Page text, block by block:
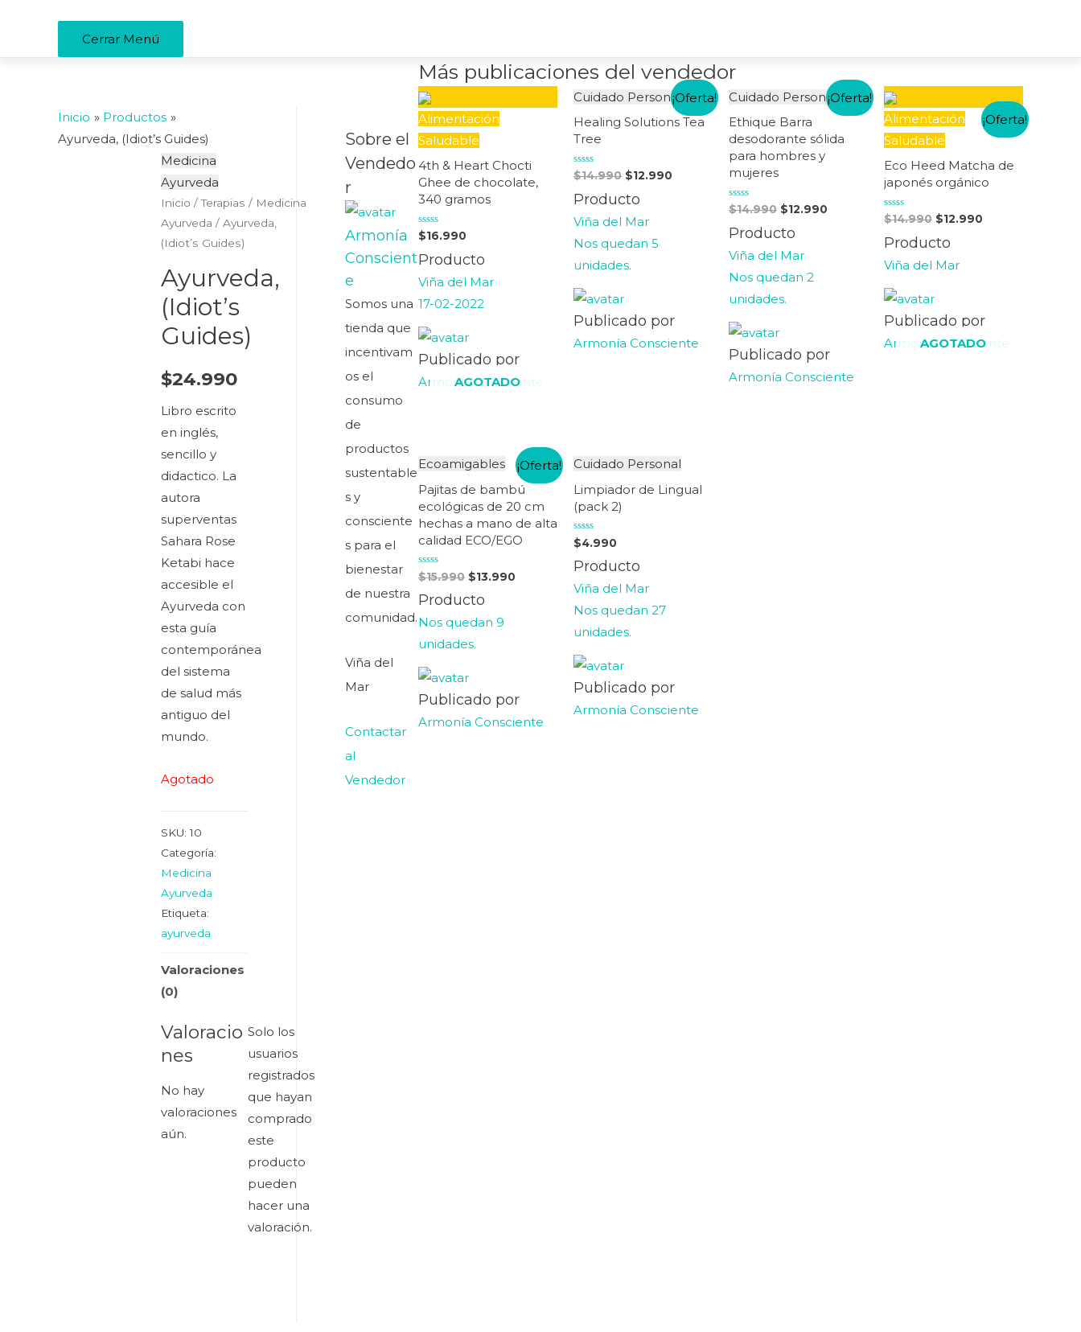
Cerrar Menú
Inicio
Productos
Ayurveda, (Idiot’s Guides)
Medicina
Ayurveda
Inicio /Terapias / Medicina
Ayurveda / Ayurveda,
(Idiot’s Guides)
Ayurveda,
(Idiot’s
Guides)
$24.990
Libro escrito
en inglés,
sencillo y
didactico. La
autora
superventas
Sahara Rose
Ketabi hace
accesible el
Ayurveda con
esta guía
contemporánea
del sistema
de salud más
antiguo del
mundo.
Agotado
SKU:10
Categoría:
Medicina
Ayurveda
Etiqueta:
ayurveda
Valoraciones
(0)
Valoracio
nes
No hay
valoraciones
aún.
Solo los
usuarios
registrados
que hayan
comprado
este
producto
pueden
hacer una
valoración.
Sobre el
Vendedo
r
Armonía
Conscient
e
Somos una
tienda que
incentivam
os el
consumo
de
productos
sustentable
s y
consciente
s para el
bienestar
de nuestra
comunidad.
Viña del
Mar
Contactar
al
Vendedor
Más publicaciones del vendedor
AGOTADO
Alimentación
Saludable
4th & Heart Chocti
Ghee de chocolate,
340 gramos
Valorado
en
0
de
$16.990
Producto
Viña del Mar
17-02-2022
Publicado por
Armonía Consciente
¡Oferta!
Cuidado Personal
Healing Solutions Tea
Tree
Valorado
en
0
de
$14.990 $12.990
Producto
Viña del Mar
Nos quedan 5
unidades.
Publicado por
Armonía Consciente
¡Oferta!
Cuidado Personal
Ethique Barra
desodorante sólida
para hombres y
mujeres
Valorado
en
0
de
$14.990 $12.990
Producto
Viña del Mar
Nos quedan 2
unidades.
Publicado por
Armonía Consciente
¡Oferta!
AGOTADO
Alimentación
Saludable
Eco Heed Matcha de
japonés orgánico
Valorado
en
0
de
$14.990 $12.990
Producto
Viña del Mar
Publicado por
Armonía Consciente
¡Oferta!
Ecoamigables
Pajitas de bambú
ecológicas de 20 cm
hechas a mano de alta
calidad ECO/EGO
Valorado
en
0
de
$15.990 $13.990
Producto
Nos quedan 9
unidades.
Publicado por
Armonía Consciente
Cuidado Personal
Limpiador de Lingual
(pack 2)
Valorado
en
0
de
$4.990
Producto
Viña del Mar
Nos quedan 27
unidades.
Publicado por
Armonía Consciente